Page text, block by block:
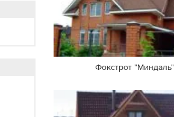
Фокстрот "Миндаль"